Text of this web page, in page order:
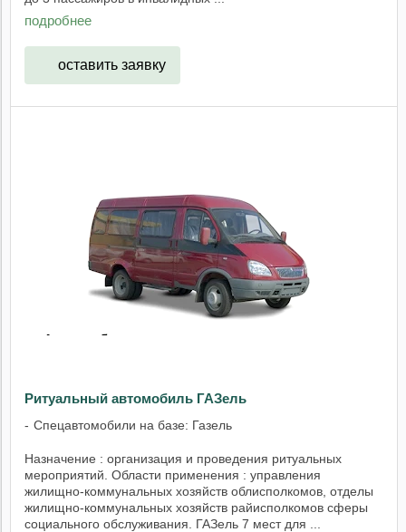
подробнее
оставить заявку
Ритуальный автомобиль ГАЗель
Спецавтомобили на базе: Газель
Назначение : организация и проведения ритуальных
мероприятий. Области применения : управления
жилищно-коммунальных хозяйств облисполкомов, отделы
жилищно-коммунальных хозяйств райисполкомов сферы
социального обслуживания. ГАЗель 7 мест для ...